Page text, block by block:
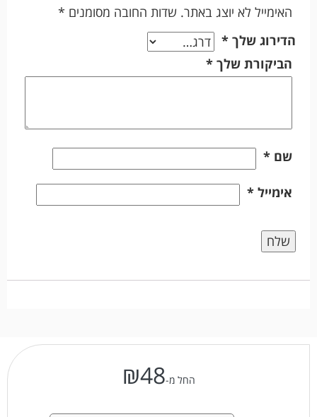
האימייל לא יוצג באתר. שדות החובה מסומנים *
הדירוג שלך *
הביקורת שלך *
שם *
אימייל *
החל מ- ₪48